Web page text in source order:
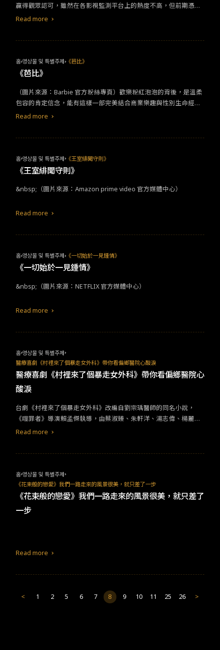
贏得觀眾認可，雖然在各影視監測平台上的熱度不高，但前期憑藉
演員演技自然，劇情發展通順等看點，在網上收穫不少好評。 7月
點《我的人間煙火》劇後餘溫，兩相比較下，許多觀眾表示《他從
火光中走來》更好看。 《他從火光中走來》改編自耳東兔子的同名
真人秀的教官，與多年前救過的南初（張婧儀飾）重逢，從而相戀
相惜的軍旅言情故事。
Read more
홈 영상물 및 특별주제 《芭比》
《芭比》
（圖片來源：Barbie 官方粉絲專頁）歡樂粉紅泡泡的背後，是溫柔
包容的肯定信念，能有這樣一部完美結合商業樂趣與性別生命經驗
的電影，讓我既興奮又欣慰。 ­­­✦ 對經典玩具的真摯致敬 《芭比》精
中解脫，轉身又陷入另一種束縛裡，也就是芭比性感姣好到不切實
際的外貌。隨著美泰兒不斷多元化芭比的形象，我們現在有豐滿芭
遠呢，真實世界只是學會「藏得更好」，如此赤裸裸的轉折嘲諷，
給社會的影響，也不避諱爭議之後的描繪。連過往引起爭議的幾款
發揮到極限、甚至再延伸的優秀呈現。
Read more
홈 영상물 및 특별주제 《王室緋聞守則》
《王室緋聞守則》
&nbsp;（圖片來源：Amazon prime video 官方媒體中心）
Read more
홈 영상물 및 특별주제 《一切始於一見鍾情》
《一切始於一見鍾情》
&nbsp;（圖片來源：NETFLIX 官方媒體中心）
Read more
홈 영상물 및 특별주제
醫療喜劇《村裡來了個暴走女外科》帶你看偏鄉醫院心酸淚
醫療喜劇《村裡來了個暴走女外科》帶你看偏鄉醫院心
酸淚
台劇《村裡來了個暴走女外科》改編自劉宗瑀醫師的同名小說，
《噬罪者》導演賴孟傑執導，由蔡淑臻、朱軒洋、湯志偉、楊麗
音、風田、杜姸、蘇瀅、許乃涵、海裕芬、張再興等實力派演員主
劉」（蔡淑臻 飾）被調往南南灣村的陽光醫院，與村民們相處過程
的爆笑日常還有出乎意料的感情線，究竟小劉跟純情忠犬小廚師
（朱軒洋 飾）會擦出怎樣的火花呢？ 此外，這部劇的片頭曲是一大
亮點，那我懂你意思了的〈沒有人在乎你在乎的事〉，歌詞內容徹
底貫徹本劇核心。
Read more
홈 영상물 및 특별주제
《花束般的戀愛》我們一路走來的風景很美，就只差了一步
《花束般的戀愛》我們一路走來的風景很美，就只差了
一步
Read more
< 1 2 5 6 7 8 9 10 11 25 26 >